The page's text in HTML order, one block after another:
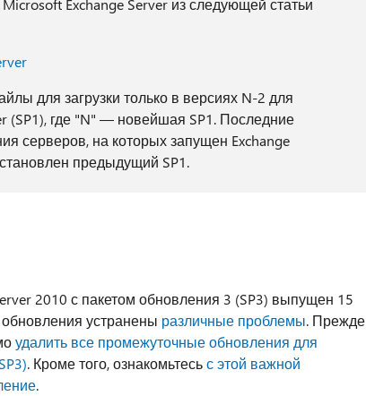
Exchange Server из следующей статьи
для загрузки только в версиях N-2 для
(SP1), где "N" — новейшая SP1. Последние
серверов, на которых запущен Exchange
предыдущий SP1.
2010 с пакетом обновления 3 (SP3) выпущен 15
устранены различные проблемы. Прежде
удалить все промежуточные обновления для
. Кроме того, ознакомьтесьс этой важной
.